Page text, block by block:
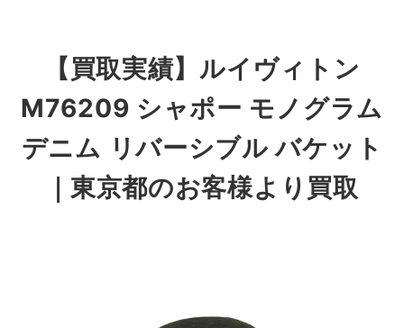
【 買取実績】ルイヴィトン
M76209 シャポー モノグラム
デニム リバーシブル バケット
｜東京都のお客様より買取